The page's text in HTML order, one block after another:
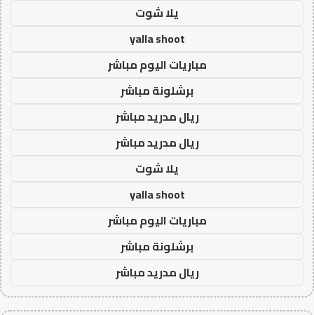
يلا شوت
yalla shoot
مباريات اليوم مباشر
برشلونة مباشر
ريال مدريد مباشر
ريال مدريد مباشر
يلا شوت
yalla shoot
مباريات اليوم مباشر
برشلونة مباشر
ريال مدريد مباشر